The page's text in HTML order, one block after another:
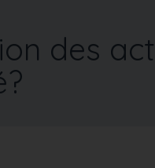
des